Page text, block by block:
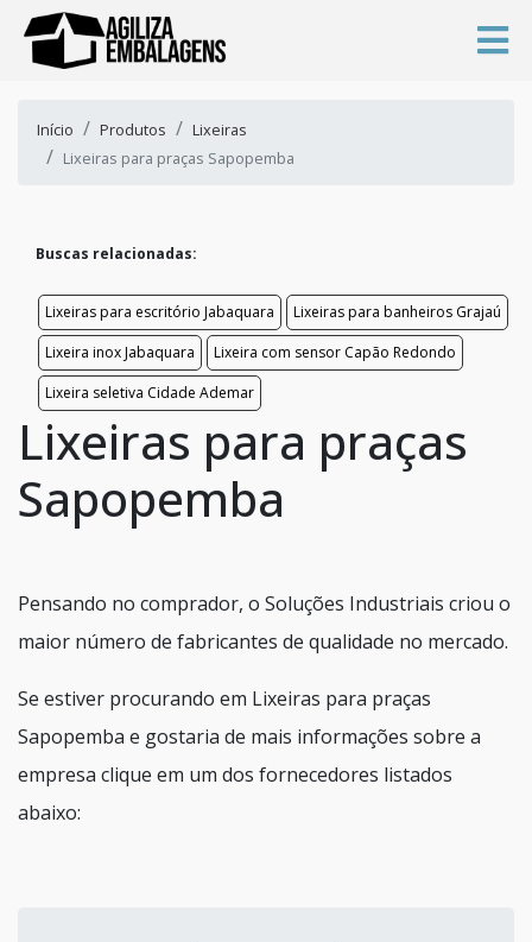
Início Produtos
Lixeiras
Lixeiras para praças Sapopemba
Buscas relacionadas:
Lixeiras para escritório Jabaquara
Lixeiras para banheiros Grajaú
Lixeira inox Jabaquara
Lixeira com sensor Capão Redondo
Lixeira seletiva Cidade Ademar
Lixeiras para praças
Sapopemba
Pensando no comprador, o Soluções Industriais criou o
maior número de fabricantes de qualidade no mercado.
Se estiver procurando em Lixeiras para praças
Sapopemba e gostaria de mais informações sobre a
empresa clique em um dos fornecedores listados
abaixo: